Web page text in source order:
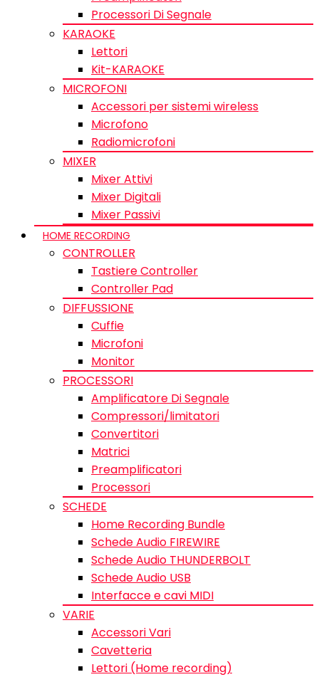
Processori Di Segnale
KARAOKE
Lettori
Kit-KARAOKE
MICROFONI
Accessori per sistemi wireless
Microfono
Radiomicrofoni
MIXER
Mixer Attivi
Mixer Digitali
Mixer Passivi
HOME RECORDING
CONTROLLER
Tastiere Controller
Controller Pad
DIFFUSSIONE
Cuffie
Microfoni
Monitor
PROCESSORI
Amplificatore Di Segnale
Compressori/limitatori
Convertitori
Matrici
Preamplificatori
Processori
SCHEDE
Home Recording Bundle
Schede Audio FIREWIRE
Schede Audio THUNDERBOLT
Schede Audio USB
Interfacce e cavi MIDI
VARIE
Accessori Vari
Cavetteria
Lettori (Home recording)